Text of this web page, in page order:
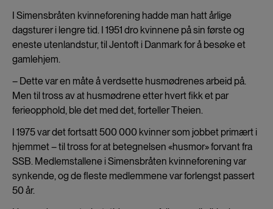
I Simensbråten kvinneforening hadde man hatt årlige
dagsturer i lengre tid. I 1951 dro kvinnene på sin første og
eneste utenlandstur, til Jentoft i Danmark for å besøke et
gamlehjem.
– Dette var en måte å verdsette husmødrenes arbeid på.
Men til tross av at husmødrene etter hvert fikk et par
ferieopphold, ble det med det, forteller Theien.
I 1975 var det fortsatt 500 000 kvinner som jobbet primært i
hjemmet – til tross for at betegnelsen «husmor» forvant fra
SSB. Medlemstallene i Simensbråten kvinneforening var
synkende, og de fleste medlemmene var forlengst passert
50 år.